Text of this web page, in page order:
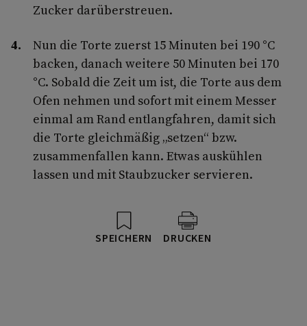
Zucker darüberstreuen.
Nun die Torte zuerst 15 Minuten bei 190 °C
backen, danach weitere 50 Minuten bei 170
°C. Sobald die Zeit um ist, die Torte aus dem
Ofen nehmen und sofort mit einem Messer
einmal am Rand entlangfahren, damit sich
die Torte gleichmäßig „setzen“ bzw.
zusammenfallen kann. Etwas auskühlen
lassen und mit Staubzucker servieren.
SPEICHERN DRUCKEN